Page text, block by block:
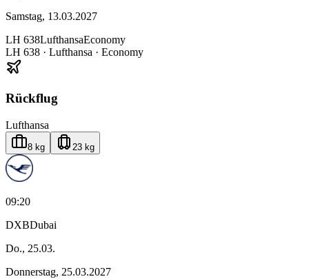
Samstag, 13.03.2027
LH 638LufthansaEconomy
LH 638 · Lufthansa · Economy
Rückflug
Lufthansa
8 kg 23 kg
09:20
DXBDubai
Do., 25.03.
Donnerstag, 25.03.2027